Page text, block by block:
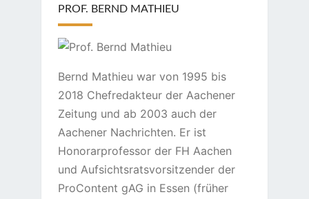
PROF. BERND MATHIEU
Bernd Mathieu war von 1995 bis
2018 Chefredakteur der Aachener
Zeitung und ab 2003 auch der
Aachener Nachrichten. Er ist
Honorarprofessor der FH Aachen
und Aufsichtsratsvorsitzender der
ProContent gAG in Essen (früher